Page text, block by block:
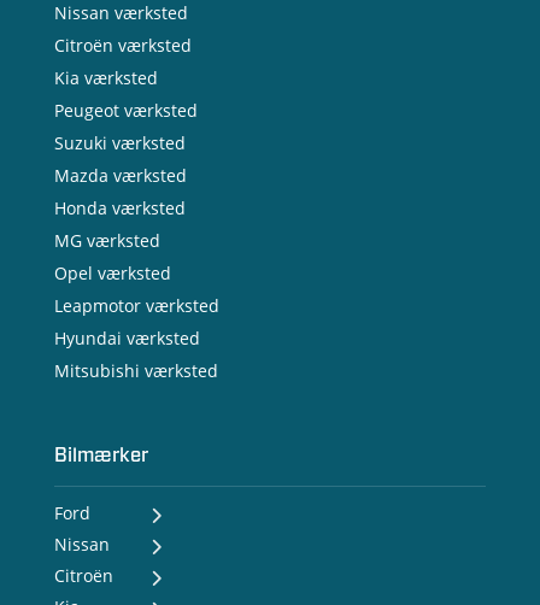
Nissan værksted
Citroën værksted
Kia værksted
Peugeot værksted
Suzuki værksted
Mazda værksted
Honda værksted
MG værksted
Opel værksted
Leapmotor værksted
Hyundai værksted
Mitsubishi værksted
Bilmærker
Ford
- Ford Puma Gen-E
- Ford Capri
- Ford Explorer
Nissan
- Nissan MICRA
Citroën